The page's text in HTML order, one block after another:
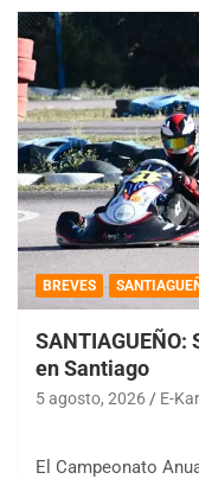
BREVES
en Santiago
5 agosto, 2026 E-
El Campeonato